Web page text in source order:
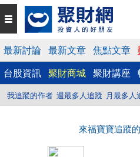
最新討論 最新文章 焦點文章
台股資訊 聚財商城 聚財講座
我追蹤的作者 週最多人追蹤 月最多人
來福寶寶追蹤